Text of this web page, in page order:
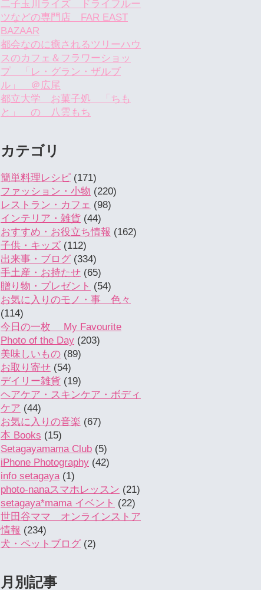
二子玉川ライズ ドライフルー
ツなどの専門店 FAR EAST
BAZAAR
都会なのに癒されるツリーハウ
スのカフェ＆フラワーショッ
プ 「レ・グラン・ザルブ
ル」 ＠広尾
都立大学 お菓子処 「ちも
と」 の 八雲もち
カテゴリ
簡単料理レシピ (171)
ファッション・小物 (220)
レストラン・カフェ (98)
インテリア・雑貨 (44)
おすすめ・お役立ち情報 (162)
子供・キッズ (112)
出来事・ブログ (334)
手土産・お持たせ (65)
贈り物・プレゼント (54)
お気に入りのモノ・事 色々
(114)
今日の一枚 My Favourite
Photo of the Day (203)
美味しいもの (89)
お取り寄せ (54)
デイリー雑貨 (19)
ヘアケア・スキンケア・ボディ
ケア (44)
お気に入りの音楽 (67)
本 Books (15)
Setagayamama Club (5)
iPhone Photography (42)
info setagaya(1)
photo-nanaスマホレッスン (21)
setagaya*mama イベント (22)
世田谷ママ オンラインストア
情報 (234)
犬・ペットブログ (2)
月別記事